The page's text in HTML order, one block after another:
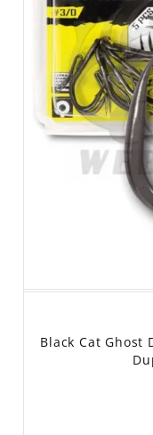
Black Cat Ghost